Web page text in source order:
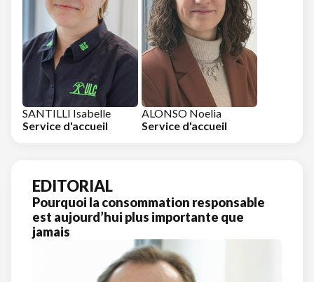
SANTILLI Isabelle
Service d'accueil
ALONSO Noelia
Service d'accueil
EDITORIAL
Pourquoi la consommation responsable
est aujourd’hui plus importante que
jamais